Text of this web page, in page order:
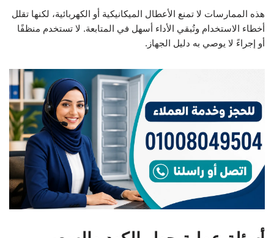
هذه الممارسات لا تمنع الأعطال الميكانيكية أو الكهربائية، لكنها تقلل
أخطاء الاستخدام وتُبقي الأداء أسهل في المتابعة. لا تستخدم منظفًا
أو إجراءً لا يوصي به دليل الجهاز.